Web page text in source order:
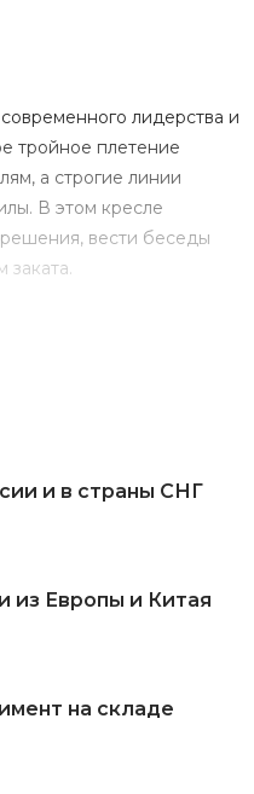
лидерства и
тройное плетение
а строгие линии
В этом кресле
вести беседы
заката.
и в страны СНГ
из Европы и Китая
на складе